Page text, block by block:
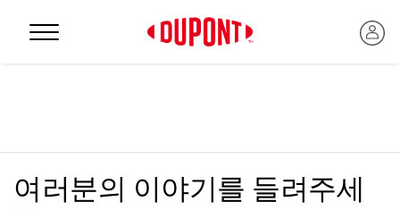
여러분의 이야기를 들려주세